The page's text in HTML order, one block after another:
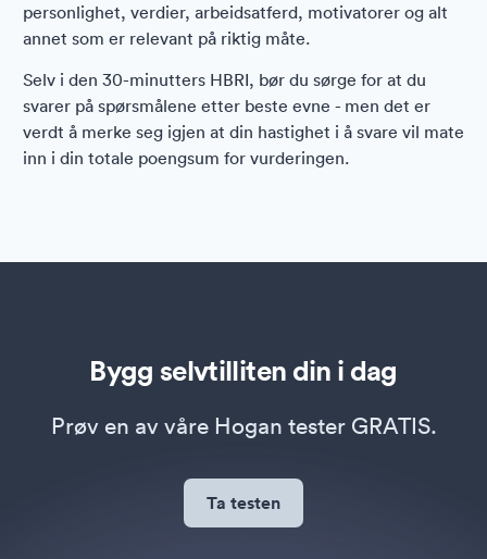
personlighet, verdier, arbeidsatferd, motivatorer og alt
annet som er relevant på riktig måte.
Selv i den 30-minutters HBRI, bør du sørge for at du
svarer på spørsmålene etter beste evne - men det er
verdt å merke seg igjen at din hastighet i å svare vil mate
inn i din totale poengsum for vurderingen.
Bygg selvtilliten din i dag
Prøv en av våre Hogan tester GRATIS.
Ta testen